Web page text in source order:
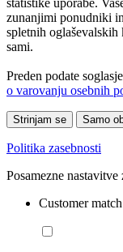
statistike uporabe.
zunanjimi ponudniki
spletnih
sami.
Preden podate
o varovanju osebnih
Strinjam se Samo
Politika zasebnosti
Posamezne
Customer